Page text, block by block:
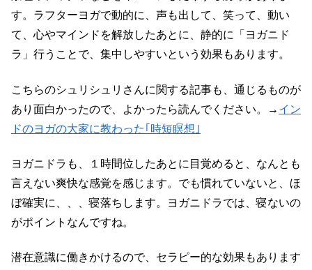
す。ラフターヨガで動的に、声も出して、笑って、動い
て、心やマインドを解放したあとに、静的に「ヨガニド
ラ」行うことで、集中しやすいという効果もあります。
こちらのシュリシュリさんに関する記事も、通じるものが
あり面白かったので、よかったら読んでください。→ イン
ドのヨガの大家に教わった｢時短瞑想｣
ヨガニドラも、１時間位したあとに目覚めると、なんとも
言えない爽快な感覚を感じます。でも慣れていないと、ほ
ぼ確実に、、、寝落ちします。ヨガニドラでは、寝ないの
がポイントなんですね。
潜在意識に働きかけるので、セラピー的な効果もあります